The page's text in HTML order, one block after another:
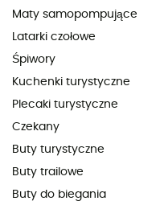
Maty samopompujące
Latarki czołowe
Śpiwory
Kuchenki turystyczne
Plecaki turystyczne
Czekany
Buty turystyczne
Buty trailowe
Buty do biegania